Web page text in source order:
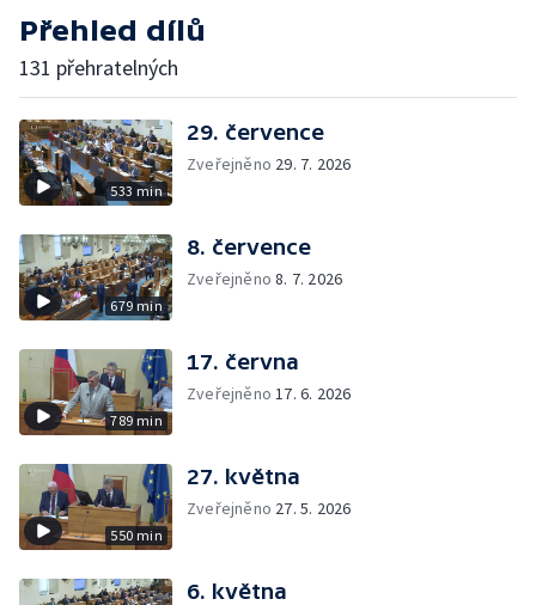
Přehled dílů
131 přehratelných
533 min
29. července
Zveřejněno 29. 7. 2026
679 min
8. července
Zveřejněno8. 7. 2026
789 min
17. června
Zveřejněno17. 6. 2026
550 min
27. května
Zveřejněno 27. 5. 2026
6. května